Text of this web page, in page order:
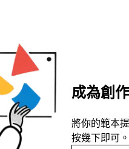
成為創
將你的範本
按幾下即可。